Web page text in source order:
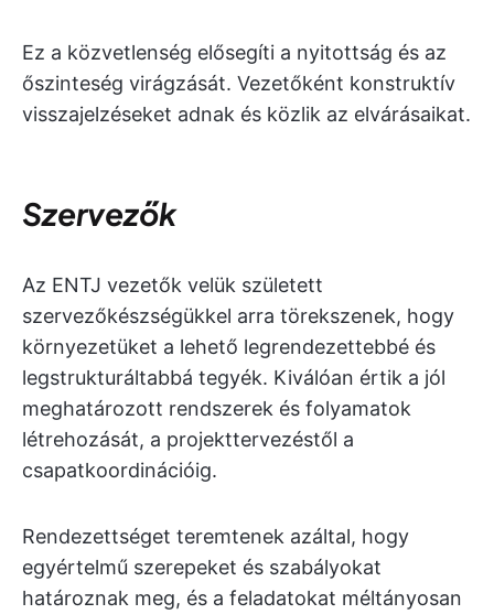
Ez a közvetlenség elősegíti a nyitottság és az
őszinteség virágzását. Vezetőként konstruktív
visszajelzéseket adnak és közlik az elvárásaikat.
Szervezők
Az ENTJ vezetők velük született
szervezőkészségükkel arra törekszenek, hogy
környezetüket a lehető legrendezettebbé és
legstrukturáltabbá tegyék. Kiválóan értik a jól
meghatározott rendszerek és folyamatok
létrehozását, a projekttervezéstől a
csapatkoordinációig.
Rendezettséget teremtenek azáltal, hogy
egyértelmű szerepeket és szabályokat
határoznak meg, és a feladatokat méltányosan